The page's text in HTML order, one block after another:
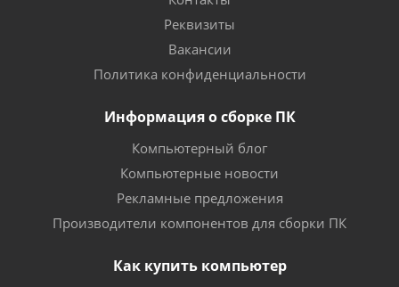
Реквизиты
Вакансии
Политика конфиденциальности
Информация о сборке ПК
Компьютерный блог
Компьютерные новости
Рекламные предложения
Производители компонентов для сборки ПК
Как купить компьютер